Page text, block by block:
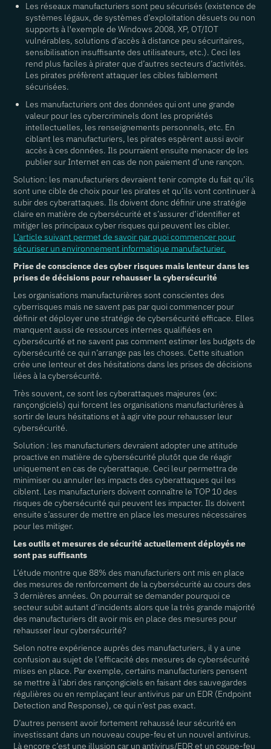
Les réseaux manufacturiers sont peu sécurisés (existence de
systèmes légaux, de systèmes d’exploitation désuets ou non
supports à l'exemple de Windows 2008, XP, OT/IOT
vulnérables, solutions d’accès à distance peu sécuritaires,
sensibilisation insuffisante des utilisateurs, etc.). Ceci les
rend plus faciles à pirater que d’autres secteurs d’activités.
Les pirates préfèrent attaquer les cibles faiblement
sécurisées.
Les manufacturiers ont des données qui ont une grande
valeur pour les cybercriminels dont les propriétés
intellectuelles, les renseignements personnels, etc. En
ciblant les manufacturiers, les pirates espèrent aussi avoir
accès à ces données. Ils pourraient ensuite menacer de les
publier sur Internet en cas de non paiement d’une rançon.
Solution: les manufacturiers devraient tenir compte du fait qu’ils
sont une cible de choix pour les pirates et qu’ils vont continuer à
subir des cyberattaques. Ils doivent donc définir une stratégie
claire en matière de cybersécurité et s’assurer d’identifier et
mitiger les principaux cyber risques qui peuvent les cibler.
L’article suivant permet de savoir par quoi commencer pour
sécuriser un environnement informatique manufacturier.
Prise de conscience des cyber risques mais lenteur dans les
prises de décisions pour rehausser la cybersécurité
Les organisations manufacturières sont conscientes des
cyberrisques mais ne savent pas par quoi commencer pour
définir et déployer une stratégie de cybersécurité efficace. Elles
manquent aussi de ressources internes qualifiées en
cybersécurité et ne savent pas comment estimer les budgets de
cybersécurité ce qui n’arrange pas les choses. Cette situation
crée une lenteur et des hésitations dans les prises de décisions
liées à la cybersécurité.
Très souvent, ce sont les cyberattaques majeures (ex:
rançongiciels) qui forcent les organisations manufacturières à
sortir de leurs hésitations et à agir vite pour rehausser leur
cybersécurité.
Solution : les manufacturiers devraient adopter une attitude
proactive en matière de cybersécurité plutôt que de réagir
uniquement en cas de cyberattaque. Ceci leur permettra de
minimiser ou annuler les impacts des cyberattaques qui les
ciblent. Les manufacturiers doivent connaître le TOP 10 des
risques de cybersécurité qui peuvent les impacter. Ils doivent
ensuite s’assurer de mettre en place les mesures nécessaires
pour les mitiger.
Les outils et mesures de sécurité actuellement déployés ne
sont pas suffisants
L’étude montre que 88% des manufacturiers ont mis en place
des mesures de renforcement de la cybersécurité au cours des
3 dernières années. On pourrait se demander pourquoi ce
secteur subit autant d’incidents alors que la très grande majorité
des manufacturiers dit avoir mis en place des mesures pour
rehausser leur cybersécurité?
Selon notre expérience auprès des manufacturiers, il y a une
confusion au sujet de l’efficacité des mesures de cybersécurité
mises en place. Par exemple, certains manufacturiers pensent
se mettre à l’abri des rançongiciels en faisant des sauvegardes
régulières ou en remplaçant leur antivirus par un EDR (Endpoint
Detection and Response), ce qui n’est pas exact.
D’autres pensent avoir fortement rehaussé leur sécurité en
investissant dans un nouveau coupe-feu et un nouvel antivirus.
Là encore c’est une illusion car un antivirus/EDR et un coupe-feu